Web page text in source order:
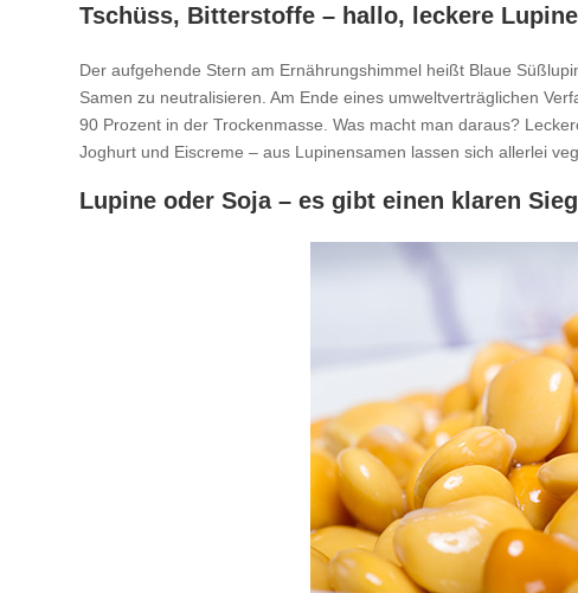
Tschüss, Bitterstoffe – hallo, leckere
Der aufgehende Stern am Ernährungshimmel heißt Blaue
Samen zu neutralisieren. Am Ende eines umweltverträglichen
90 Prozent in der Trockenmasse. Was macht man daraus?
Joghurt und Eiscreme – aus Lupinensamen lassen sich allerlei
Lupine oder Soja – es gibt einen klaren